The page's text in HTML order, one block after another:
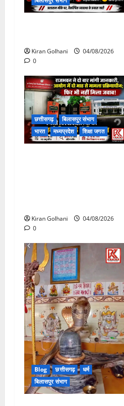
Kiran Golhani
04/08/2026
0
छत्तीसगढ़
बिलासपुर संभाग
भारत
मध्यप्रदेश शिक्षा जगत
Kiran Golhani
04/08/2026
0
Blog छत्तीसगढ़
धर्म
बिलासपुर संभाग